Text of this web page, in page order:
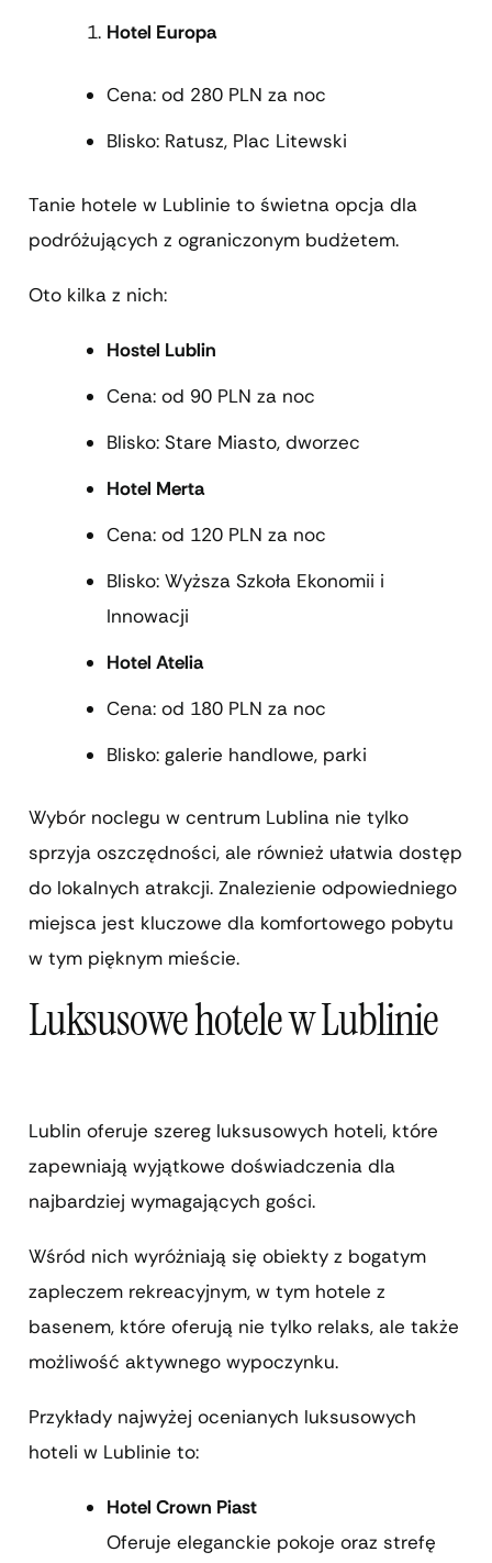
Hotel Europa
Cena: od 280 PLN za noc
Blisko: Ratusz, Plac Litewski
Tanie hotele w Lublinie to świetna opcja dla
podróżujących z ograniczonym budżetem.
Oto kilka z nich:
Hostel Lublin
Cena: od 90 PLN za noc
Blisko: Stare Miasto, dworzec
Hotel Merta
Cena: od 120 PLN za noc
Blisko: Wyższa Szkoła Ekonomii i
Innowacji
Hotel Atelia
Cena: od 180 PLN za noc
Blisko: galerie handlowe, parki
Wybór noclegu w centrum Lublina nie tylko
sprzyja oszczędności, ale również ułatwia dostęp
do lokalnych atrakcji. Znalezienie odpowiedniego
miejsca jest kluczowe dla komfortowego pobytu
w tym pięknym mieście.
Luksusowe hotele w Lublinie
Lublin oferuje szereg luksusowych hoteli, które
zapewniają wyjątkowe doświadczenia dla
najbardziej wymagających gości.
Wśród nich wyróżniają się obiekty z bogatym
zapleczem rekreacyjnym, w tym hotele z
basenem, które oferują nie tylko relaks, ale także
możliwość aktywnego wypoczynku.
Przykłady najwyżej ocenianych luksusowych
hoteli w Lublinie to:
Hotel Crown Piast
Oferuje eleganckie pokoje oraz strefę